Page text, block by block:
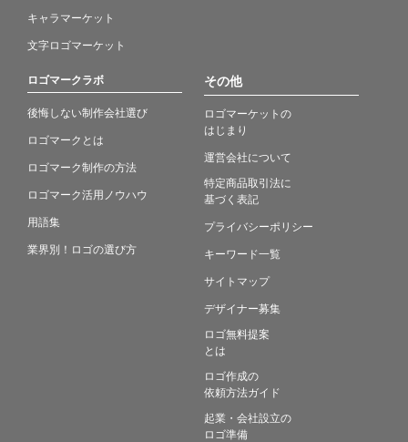
キャラマーケット
文字ロゴマーケット
ロゴマークラボ
後悔しない制作会社選び
ロゴマークとは
ロゴマーク制作の方法
ロゴマーク活用ノウハウ
用語集
業界別！ロゴの選び方
その他
ロゴマーケットの
はじまり
運営会社について
特定商品取引法に
基づく表記
プライバシーポリシー
キーワード一覧
サイトマップ
デザイナー募集
ロゴ無料提案
とは
ロゴ作成の
依頼方法ガイド
起業・会社設立の
ロゴ準備